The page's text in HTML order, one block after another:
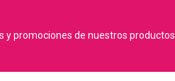
y promociones de nuestros productos.